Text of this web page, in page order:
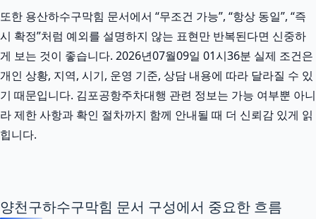
또한 용산하수구막힘 문서에서 “무조건 가능”, “항상 동일”, “즉
시 확정”처럼 예외를 설명하지 않는 표현만 반복된다면 신중하
게 보는 것이 좋습니다. 2026년07월09일 01시36분 실제 조건은
개인 상황, 지역, 시기, 운영 기준, 상담 내용에 따라 달라질 수 있
기 때문입니다. 김포공항주차대행 관련 정보는 가능 여부뿐 아니
라 제한 사항과 확인 절차까지 함께 안내될 때 더 신뢰감 있게 읽
힙니다.
양천구하수구막힘 문서 구성에서 중요한 흐름